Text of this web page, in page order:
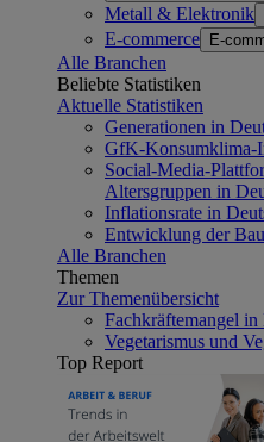
Metall & Elektronik
E-commerce E-
Alle Branchen
Beliebte Statistiken
Aktuelle Statistiken
Generationen in
GfK-Konsumklima-
Social-Media-
Altersgruppen in
Inflationsrate in
Entwicklung der
Alle Branchen
Themen
Zur Themenübersicht
Fachkräftemangel
Vegetarismus und
Top Report